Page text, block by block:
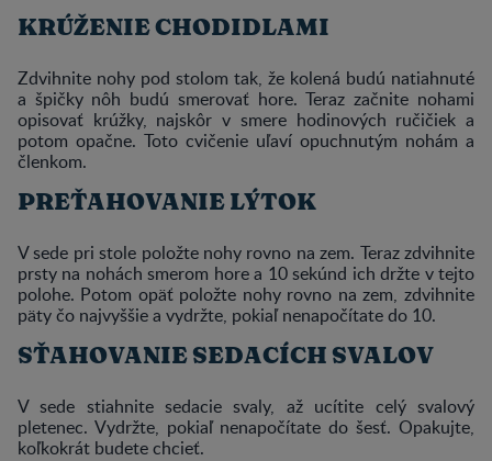
KRÚŽENIE CHODIDLAMI
Zdvihnite nohy pod stolom tak, že kolená budú natiahnuté
a špičky nôh budú smerovať hore. Teraz začnite nohami
opisovať krúžky, najskôr v smere hodinových ručičiek a
potom opačne. Toto cvičenie uľaví opuchnutým nohám a
členkom.
PREŤAHOVANIE LÝTOK
V sede pri stole položte nohy rovno na zem. Teraz zdvihnite
prsty na nohách smerom hore a 10 sekúnd ich držte v tejto
polohe. Potom opäť položte nohy rovno na zem, zdvihnite
päty čo najvyššie a vydržte, pokiaľ nenapočítate do 10.
SŤAHOVANIE SEDACÍCH SVALOV
V sede stiahnite sedacie svaly, až ucítite celý svalový
pletenec. Vydržte, pokiaľ nenapočítate do šesť. Opakujte,
koľkokrát budete chcieť.